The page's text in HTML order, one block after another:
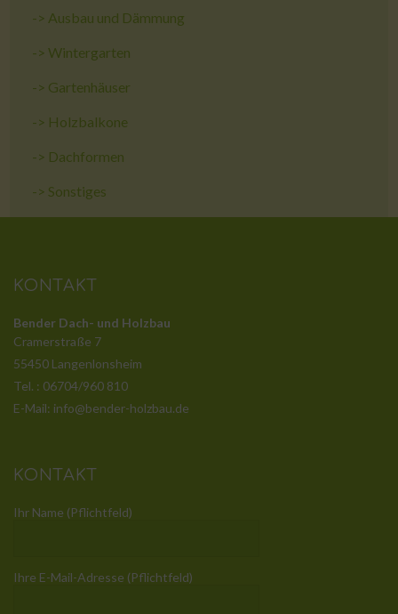
-> Ausbau und Dämmung
->Wintergarten
-> Gartenhäuser
-> Holzbalkone
-> Dachformen
-> Sonstiges
KONTAKT
Bender Dach- und Holzbau
Cramerstraße 7
55450 Langenlonsheim
Tel. : 06704/960 810
E-Mail: info@bender-holzbau.de
KONTAKT
Ihr Name (Pflichtfeld)
Ihre E-Mail-Adresse (Pflichtfeld)